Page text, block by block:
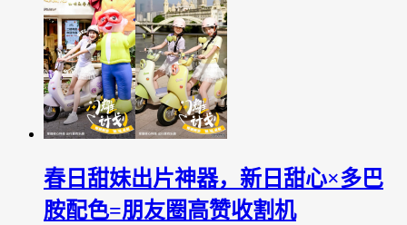
春日甜妹出片神器，新日甜心×多巴
胺配色=朋友圈高赞收割机